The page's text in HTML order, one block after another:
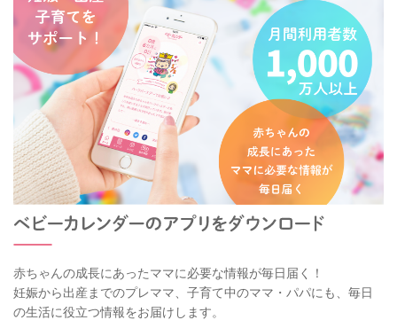
赤ちゃんの成長にあったママに必要な情報が毎日届く！
妊娠から出産までのプレママ、子育て中のママ・パパにも、毎日
の生活に役立つ情報をお届けします。